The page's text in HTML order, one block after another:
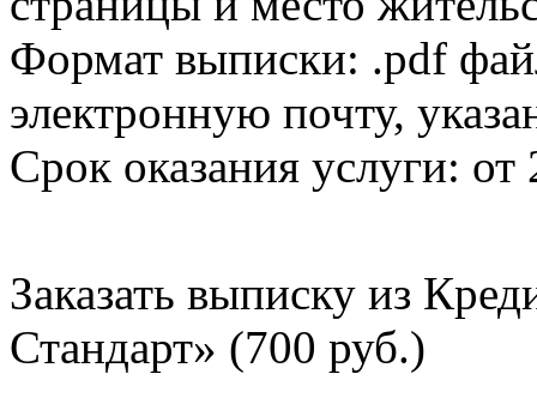
Формат выписки: .pdf
электронную почту,
Срок оказания услуги: от
Заказать выписку из
Стандарт» (700 руб.)